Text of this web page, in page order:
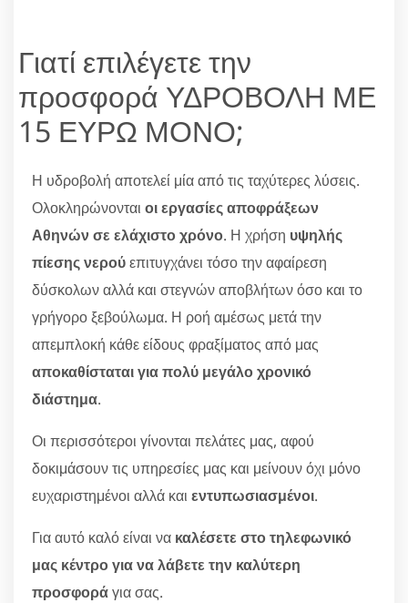
Γιατί επιλέγετε την
προσφορά ΥΔΡΟΒΟΛΗ ΜΕ
15 ΕΥΡΩ ΜΟΝΟ;
Η υδροβολή αποτελεί μία από τις ταχύτερες λύσεις.
Ολοκληρώνονται οι εργασίες αποφράξεων
Αθηνών σε ελάχιστο χρόνο. Η χρήση υψηλής
πίεσης νερούεπιτυγχάνει τόσο την αφαίρεση
δύσκολων αλλά και στεγνών αποβλήτων όσο και το
γρήγορο ξεβούλωμα. Η ροή αμέσως μετά την
απεμπλοκή κάθε είδους φραξίματος από μας
αποκαθίσταται για πολύ μεγάλο χρονικό
διάστημα.
Οι περισσότεροι γίνονται πελάτες μας, αφού
δοκιμάσουν τις υπηρεσίες μας και μείνουν όχι μόνο
ευχαριστημένοι αλλά και εντυπωσιασμένοι.
Για αυτό καλό είναι να καλέσετε στο τηλεφωνικό
μας κέντρο για να λάβετε την καλύτερη
προσφοράγια σας.